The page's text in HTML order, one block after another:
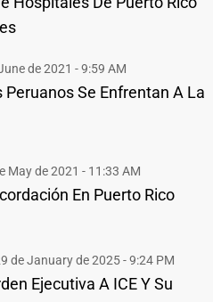
de 2021 - 9:59 AM
Peruanos Se Enfrentan A La
May de 2021 - 11:33 AM
En Puerto Rico
de January de 2025 - 9:24 PM
Ejecutiva A ICE Y Su